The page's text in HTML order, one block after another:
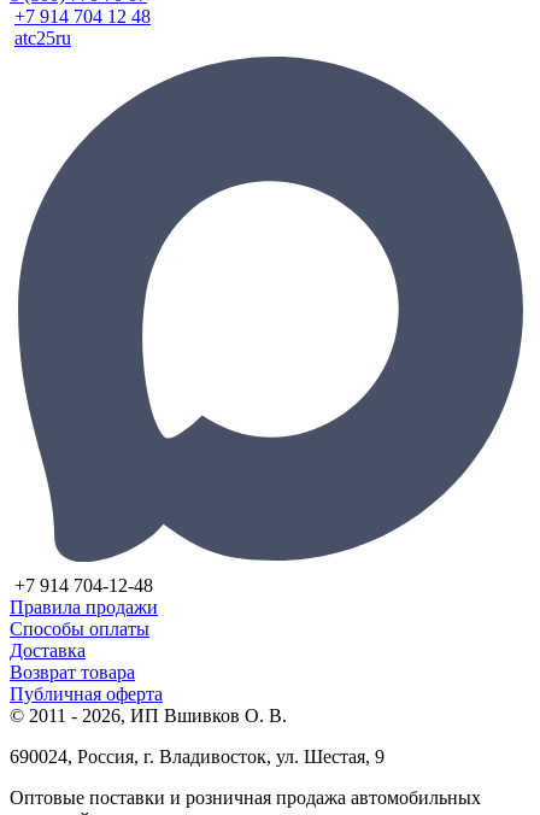
+7 914 704 12 48
atc25ru
+7 914 704-12-48
Правила продажи
Способы оплаты
Доставка
Возврат товара
Публичная оферта
© 2011 - 2026, ИП Вшивков О. В.
690024, Россия, г. Владивосток, ул. Шестая, 9
Оптовые поставки и розничная продажа автомобильных